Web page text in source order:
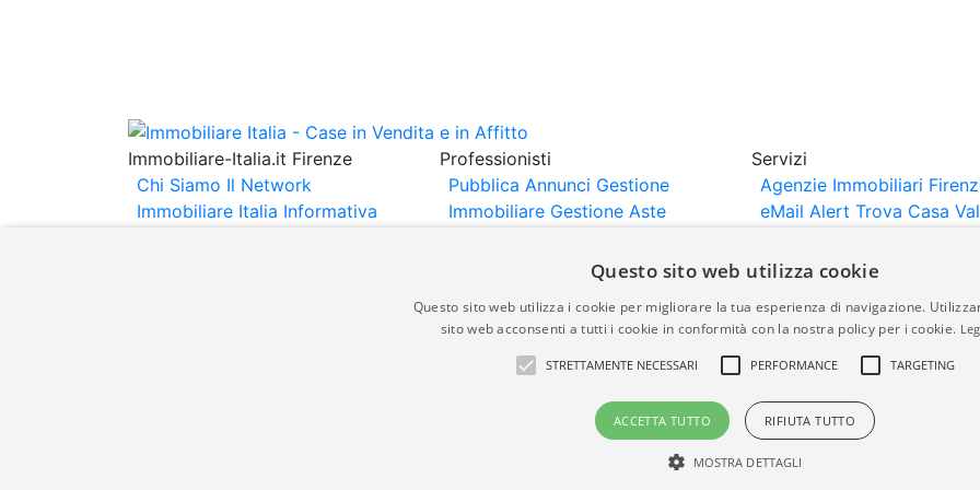
Immobiliare-Italia.it Firenze
Chi Siamo Il Network
Immobiliare Italia Informativa
Professionisti
Pubblica Annunci Gestione
Immobiliare Gestione Aste
Importazione
Servizi
Agenzie Immobiliari
eMail Alert Trova Casa
Gli annunci immobiliari presenti su immobiliare-italia.it vengono pubblicati da agenzie immobiliari e
italia.it quindi non è responsabile della veridicità, della correttezza, della completezza, della
Questo sito web utilizza cookie
Questo sito web utilizza i cookie per migliorare la tua esperienza di navigazione.
sito web acconsenti a tutti i cookie in conformità con la nostra policy per i cookie.
STRETTAMENTE NECESSARI PERFORMANCE TARGETING
ACCETTA TUTTO RIFIUTA TUTTO
MOSTRA DETTAGLI